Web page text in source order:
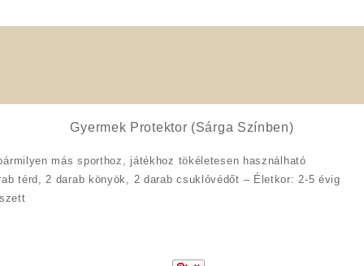
Gyermek Protektor (Sárga Színben)
más sporthoz, játékhoz tökéletesen használható
térd, 2 darab könyök, 2 darab csuklóvédőt – Életkor: 2-5 évig